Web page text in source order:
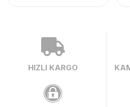
HIZLI KARGO